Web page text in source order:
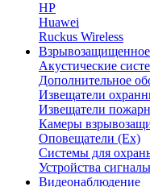
HP
Huawei
Ruckus Wireless
Акустические
Дополнительное
Извещатели
Извещатели
Камеры
Оповещатели (Ex)
Системы для
Устройства
Видеонаблюдение